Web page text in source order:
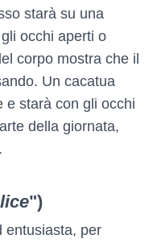
starà su una
occhi aperti o
corpo mostra che il
Un cacatua
e starà con gli occhi
della giornata,
")
entusiasta, per